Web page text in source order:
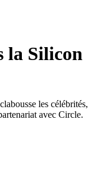
la Silicon
les célébrités,
avec Circle.